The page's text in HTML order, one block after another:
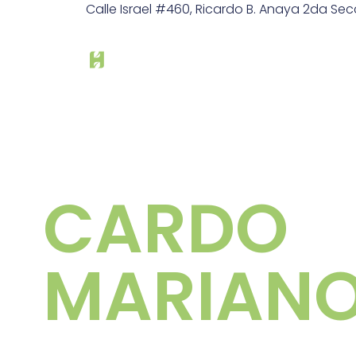
Calle Israel #460, Ricardo B. Anaya 2da
CARDO